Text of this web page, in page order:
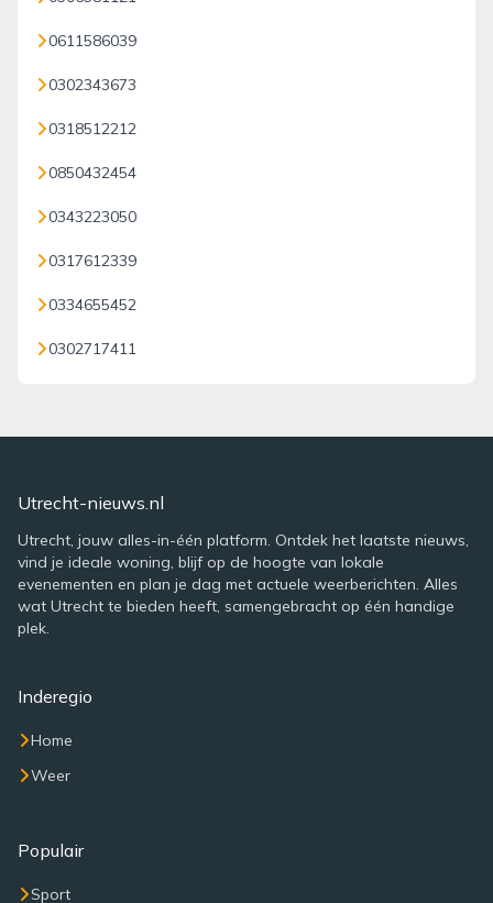
0611586039
0302343673
0318512212
0850432454
0343223050
0317612339
0334655452
0302717411
Utrecht-nieuws.nl
Utrecht, jouw alles-in-één platform. Ontdek het laatste nieuws,
vind je ideale woning, blijf op de hoogte van lokale
evenementen en plan je dag met actuele weerberichten. Alles
wat Utrecht te bieden heeft, samengebracht op één handige
plek.
Inderegio
Home
Weer
Populair
Sport